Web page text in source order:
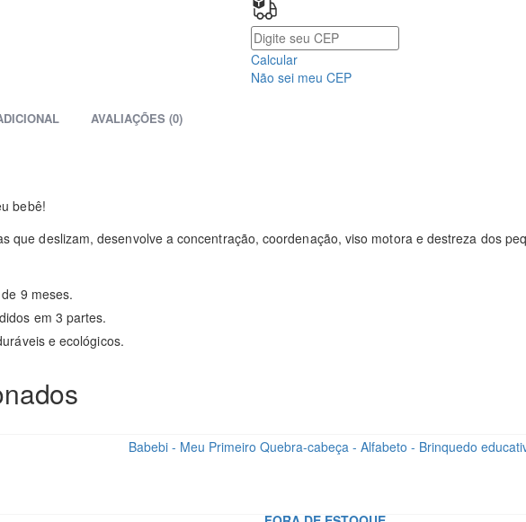
Calcular
Não sei meu CEP
AVALIAÇÕES (0)
bebê!
que deslizam, desenvolve a concentração, coordenação, viso motora e destreza dos
9 meses.
em 3 partes.
e ecológicos.